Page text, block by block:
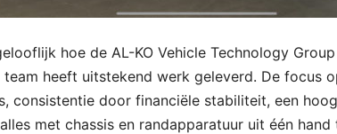
hoe de AL-KO Vehicle Technology
heeft uitstekend werk geleverd. De focus
consistentie door financiële stabiliteit, een
met chassis en randapparatuur uit één hand